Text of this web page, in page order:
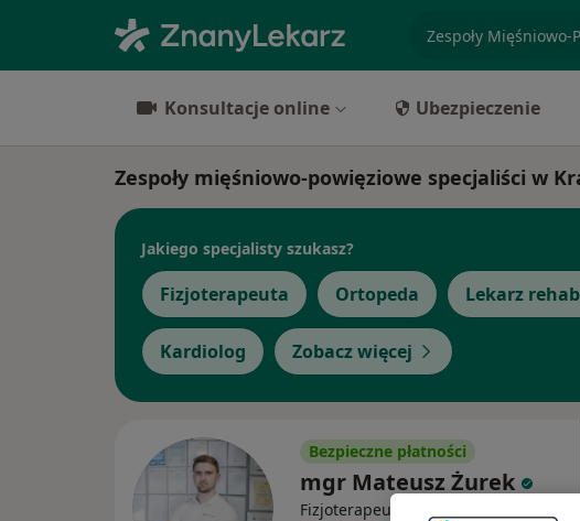
specjalizacja,
Konsultacje online Ubezpieczenie
Zespoły mięśniowo-powięziowe specjaliści w
Jakiego specjalisty szukasz?
Fizjoterapeuta Ortopeda Lekarz
Kardiolog Zobacz więcej
Bezpieczne płatności
mgr Mateusz Żurek
Fizjoterapeuta